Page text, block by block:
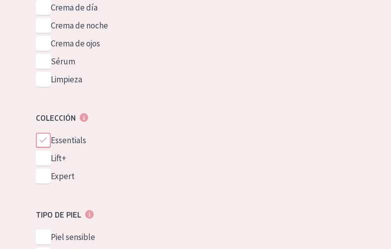
Crema de día
Crema de noche
Crema de ojos
Sérum
Limpieza
COLECCIÓN
Essentials
Lift+
Expert
TIPO DE PIEL
Piel sensible